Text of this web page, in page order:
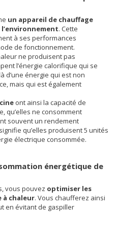
un appareil de chauffage
. Cette
à ses performances
de fonctionnement.
ne produisent pas
l’énergie calorifique qui se
d’une énergie qui est non
mais qui est également
ont ainsi la capacité de
qu’elles ne consomment
souvent un rendement
qu’elles produisent 5 unités
électrique consommée.
énergétique de
vous pouvez optimiser les
à chaleur. Vous chaufferez ainsi
en évitant de gaspiller